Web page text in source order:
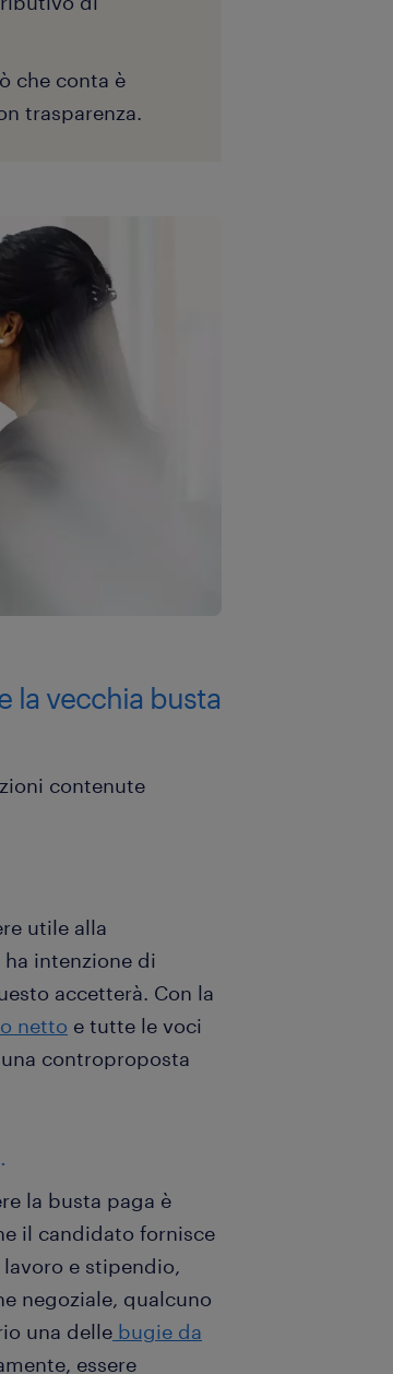
che conta è
trasparenza.
la vecchia busta
contenute
utile alla
intenzione di
accetterà. Con la
netto e tutte le voci
controproposta
la busta paga è
il candidato fornisce
e stipendio,
negoziale, qualcuno
una delle bugie da
essere